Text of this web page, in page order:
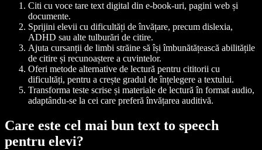
Citi cu voce tare text digital din e-book-uri, pagini web și
documente.
Sprijini elevii cu dificultăți de învățare, precum dislexia,
ADHD sau alte tulburări de citire.
Ajuta cursanții de limbi străine să își îmbunătățească abilitățile
de citire și recunoaștere a cuvintelor.
Oferi metode alternative de lectură pentru cititorii cu
dificultăți, pentru a crește gradul de înțelegere a textului.
Transforma teste scrise și materiale de lectură în format audio,
adaptându-se la cei care preferă învățarea auditivă.
Care este cel mai bun text to speech
pentru elevi?